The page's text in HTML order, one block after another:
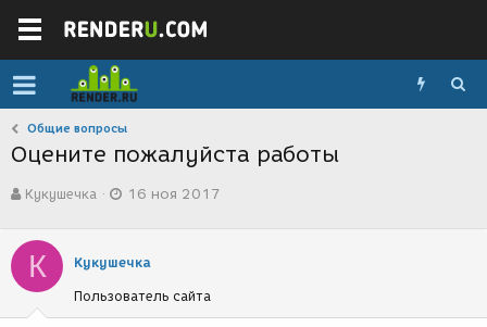
Общие вопросы
Оцените пожалуйста работы
в
о
р
т
е
м
Кукушечка
а
с
з
д
16 ноя 2017
К Кукушечка
Пользователь сайта